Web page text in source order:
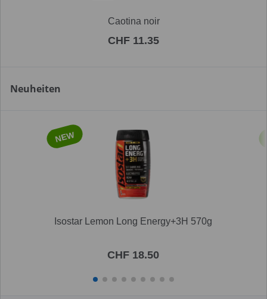
Caotina noir
CHF 11.35
Neuheiten
NEW
Isostar Lemon Long Energy+3H 570g
CHF 18.50